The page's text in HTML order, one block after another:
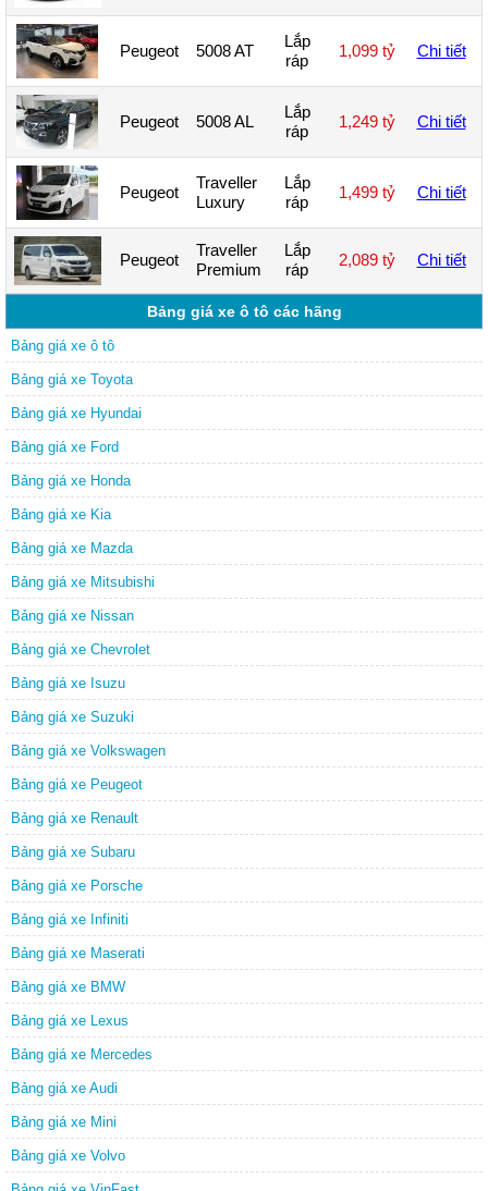
Peugeot 5008 AT
Lắp
ráp
1,099 tỷ Chi tiết
Peugeot 5008 AL
Lắp
ráp
1,249 tỷ Chi tiết
Peugeot
Traveller
Luxury
Lắp
ráp
1,499 tỷ Chi tiết
Peugeot
Traveller
Premium
Lắp
ráp
2,089 tỷ Chi tiết
Bảng giá xe ô tô các hãng
Bảng giá xe ô tô
Bảng giá xe Toyota
Bảng giá xe Hyundai
Bảng giá xe Ford
Bảng giá xe Honda
Bảng giá xe Kia
Bảng giá xe Mazda
Bảng giá xe Mitsubishi
Bảng giá xe Nissan
Bảng giá xe Chevrolet
Bảng giá xe Isuzu
Bảng giá xe Suzuki
Bảng giá xe Volkswagen
Bảng giá xe Peugeot
Bảng giá xe Renault
Bảng giá xe Subaru
Bảng giá xe Porsche
Bảng giá xe Infiniti
Bảng giá xe Maserati
Bảng giá xe BMW
Bảng giá xe Lexus
Bảng giá xe Mercedes
Bảng giá xe Audi
Bảng giá xe Mini
Bảng giá xe Volvo